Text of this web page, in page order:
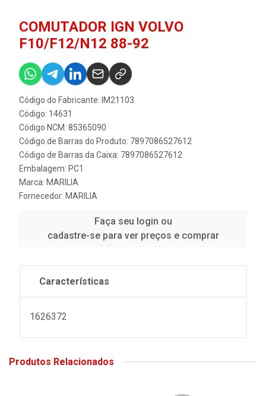
COMUTADOR IGN VOLVO
F10/F12/N12 88-92
Código do Fabricante: IM21103
Código: 14631
Código NCM: 85365090
Código de Barras do Produto: 7897086527612
Código de Barras da Caixa: 7897086527612
Embalagem: PC1
Marca: MARILIA
Fornecedor: MARILIA
Faça seu login ou
cadastre-se para ver preços e comprar
Características
1626372
Produtos Relacionados